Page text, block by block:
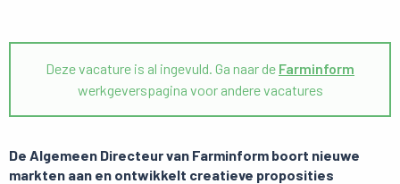
Deze vacature is al ingevuld. Ga naar de Farminform
werkgeverspagina voor andere vacatures
De Algemeen Directeur van Farminform boort nieuwe
markten aan en ontwikkelt creatieve proposities